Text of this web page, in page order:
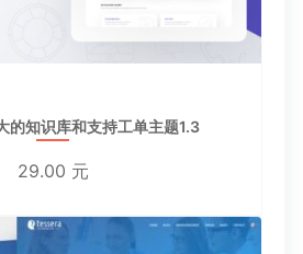
的知识库和支持工单主题1.3
29.00 元